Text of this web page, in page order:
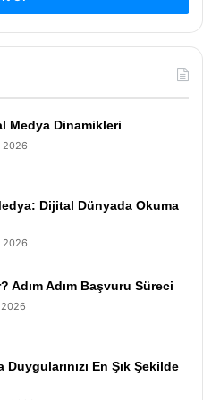
Medya Dinamikleri
2026
Dijital Dünyada Okuma
2026
Adım Adım Başvuru Süreci
En Şık Şekilde